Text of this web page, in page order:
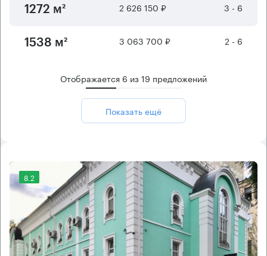
1272 м² 2 626 150 ₽ 3 - 6
1538 м² 3 063 700 ₽ 2 - 6
Отображается 6 из19 предложений
Показать ещё
8.2